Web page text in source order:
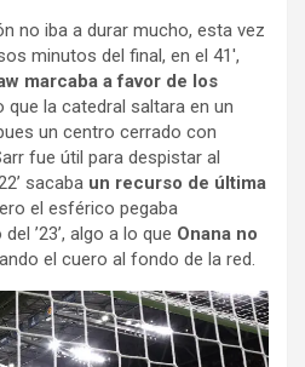
no iba a durar mucho, esta vez
minutos del final, en el 41′,
marcaba a favor de los
que la catedral saltara en un
un centro cerrado con
fue útil para despistar al
sacaba un recurso de última
el esférico pegaba
’23’, algo a lo que Onana no
el cuero al fondo de la red.